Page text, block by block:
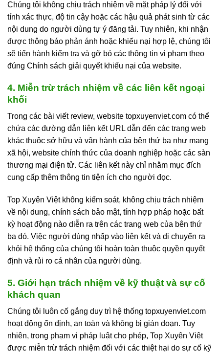
Chúng tôi không chịu trách nhiệm về mặt pháp lý đối với
tính xác thực, độ tin cậy hoặc các hậu quả phát sinh từ các
nội dung do người dùng tự ý đăng tải. Tuy nhiên, khi nhận
được thông báo phản ánh hoặc khiếu nại hợp lệ, chúng tôi
sẽ tiến hành kiểm tra và gỡ bỏ các thông tin vi phạm theo
đúng Chính sách giải quyết khiếu nại của website.
4. Miễn trừ trách nhiệm về các liên kết ngoại
khối
Trong các bài viết review, website topxuyenviet.com có thể
chứa các đường dẫn liên kết URL dẫn đến các trang web
khác thuộc sở hữu và vận hành của bên thứ ba như mạng
xã hội, website chính thức của doanh nghiệp hoặc các sàn
thương mại điện tử. Các liên kết này chỉ nhằm mục đích
cung cấp thêm thông tin tiện ích cho người đọc.
Top Xuyên Việt không kiểm soát, không chịu trách nhiệm
về nội dung, chính sách bảo mật, tính hợp pháp hoặc bất
kỳ hoạt động nào diễn ra trên các trang web của bên thứ
ba đó. Việc người dùng nhấp vào liên kết và di chuyển ra
khỏi hệ thống của chúng tôi hoàn toàn thuộc quyền quyết
định và rủi ro cá nhân của người dùng.
5. Giới hạn trách nhiệm về kỹ thuật và sự cố
khách quan
Chúng tôi luôn cố gắng duy trì hệ thống topxuyenviet.com
hoạt động ổn định, an toàn và không bị gián đoạn. Tuy
nhiên, trong phạm vi pháp luật cho phép, Top Xuyên Việt
được miễn trừ trách nhiệm đối với các thiệt hại do sự cố kỹ